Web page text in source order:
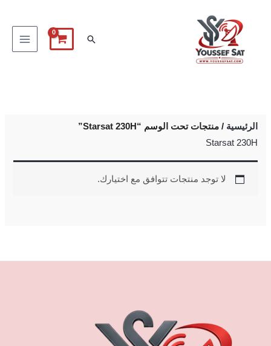
البحث
الرئيسية / منتجات تحت الوسم “Starsat 230H”
Starsat 230H
لا توجد منتجات تتوافق مع اختيارك.